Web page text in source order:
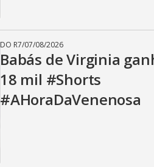
DO R7/07/08/2026
Babás de Virginia
18 mil #Shorts
#AHoraDaVenenosa